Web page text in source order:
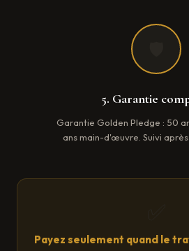
5. Garantie
Garantie Golden Pledge : 50
ans main-d'œuvre. Suivi
Payez seulement quand le